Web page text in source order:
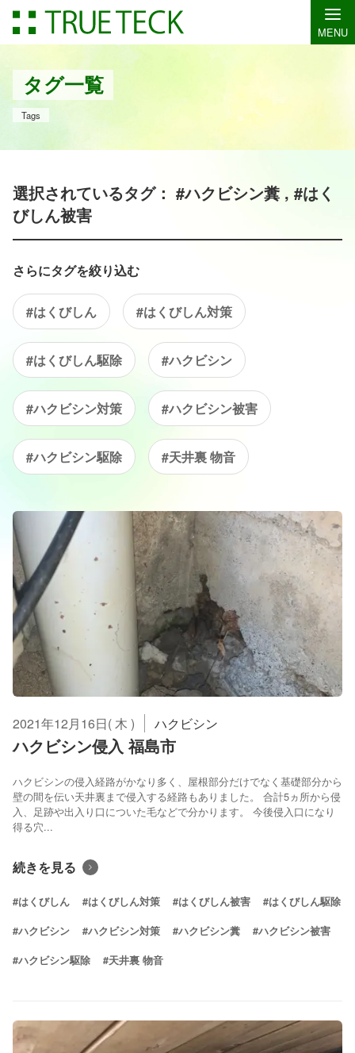
MENU
タグ一覧
Tags
選択されているタグ： #ハクビシン糞 , #はく
びしん被害
さらにタグを絞り込む
#はくびしん #はくびしん対策
#はくびしん駆除 #ハクビシン
#ハクビシン対策 #ハクビシン被害
#ハクビシン駆除 #天井裏 物音
2021年12月16日( 木 ) ハクビシン
ハクビシン侵入 福島市
ハクビシンの侵入経路がかなり多く、屋根部分だけでなく基礎部分から
壁の間を伝い天井裏まで侵入する経路もありました。 合計5ヵ所から侵
入、足跡や出入り口についた毛などで分かります。 今後侵入口になり
得る穴...
続きを見る
#はくびしん #はくびしん対策 #はくびしん被害 #はくびしん駆除
#ハクビシン #ハクビシン対策 #ハクビシン糞 #ハクビシン被害
#ハクビシン駆除 #天井裏 物音